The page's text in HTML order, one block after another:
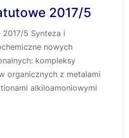
2017/5
5 Synteza i
nowych
kompleksy
organicznych z metalami
alkiloamoniowymi